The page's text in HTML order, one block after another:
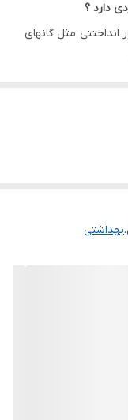
دارد ؟
مثل گانهای
از محیط اتاق
،بهداشتی